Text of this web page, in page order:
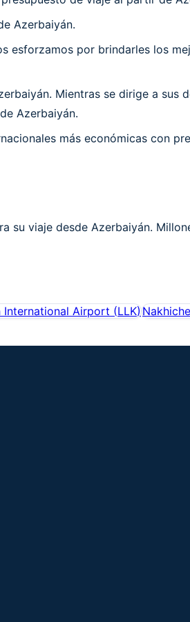
Azerbaiyán.
esforzamos por brindarles los
Mientras se dirige a sus
Azerbaiyán.
más económicas con
su viaje desde Azerbaiyán.
International Airport (LLK)